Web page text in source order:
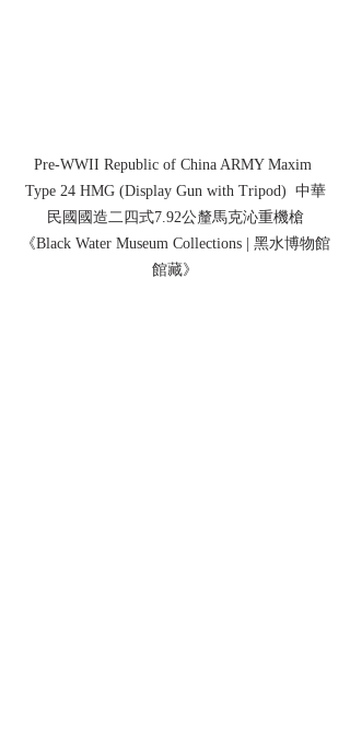
Pre-WWII Republic of China ARMY Maxim
Type 24 HMG (Display Gun with Tripod)  中華
民國國造二四式7.92公釐馬克沁重機槍
《Black Water Museum Collections | 黑水博物館
館藏》